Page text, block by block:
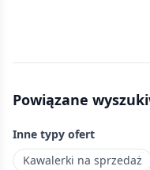
standard
Nowe
dodawane
codziennie.
Powiązane
Inne typy ofert
Kawalerki na sprzedaż